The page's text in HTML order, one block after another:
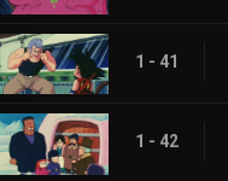
1 - 41
1 - 42